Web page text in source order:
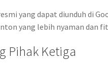
yang dapat diunduh di
yang lebih nyaman dan
Pihak Ketiga